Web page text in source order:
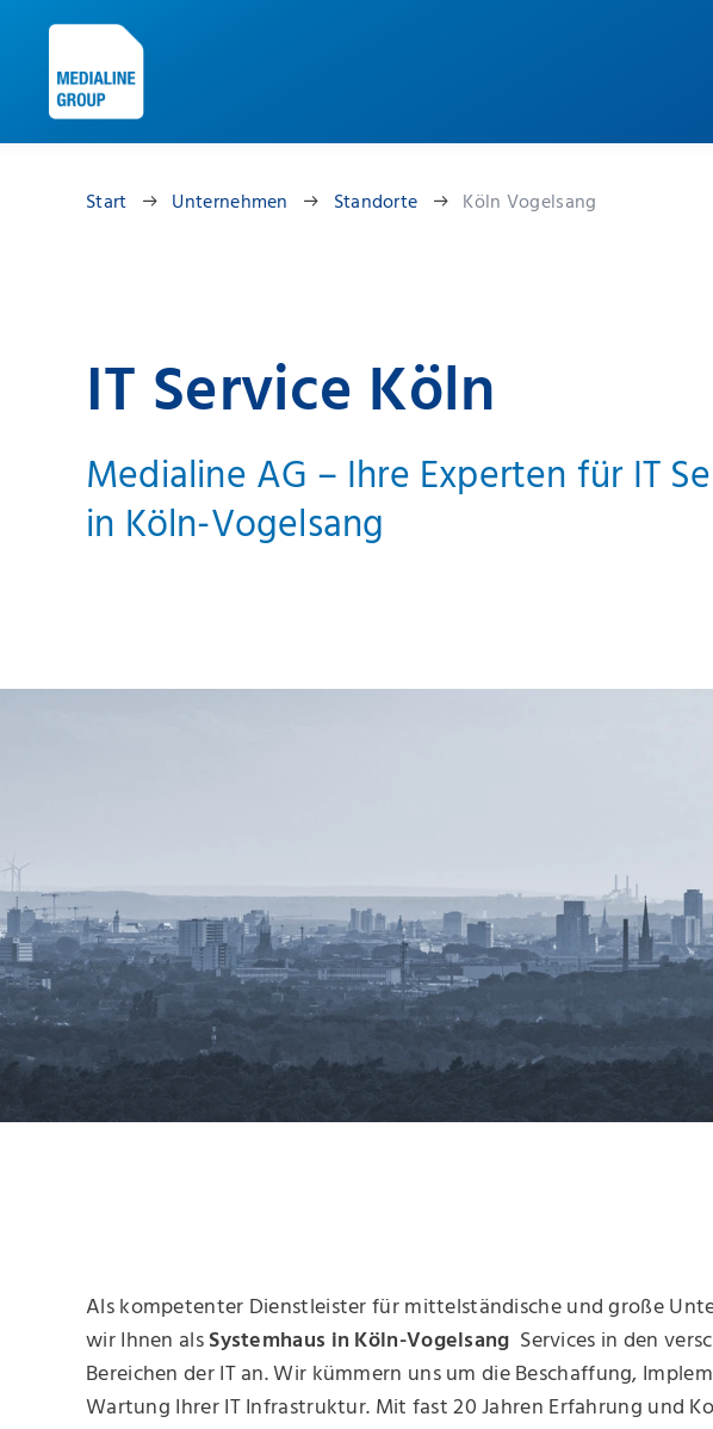
Start Unternehmen Standorte Köln Vogelsang
IT Service Köln
Medialine AG – Ihre Experten für IT
in Köln-Vogelsang
Als kompetenter Dienstleister für mittelständische und große
wir Ihnen als Systemhaus in Köln-Vogelsang Services in den
Bereichen der IT an. Wir kümmern uns um die Beschaffung,
Wartung Ihrer IT Infrastruktur. Mit fast 20 Jahren Erfahrung und